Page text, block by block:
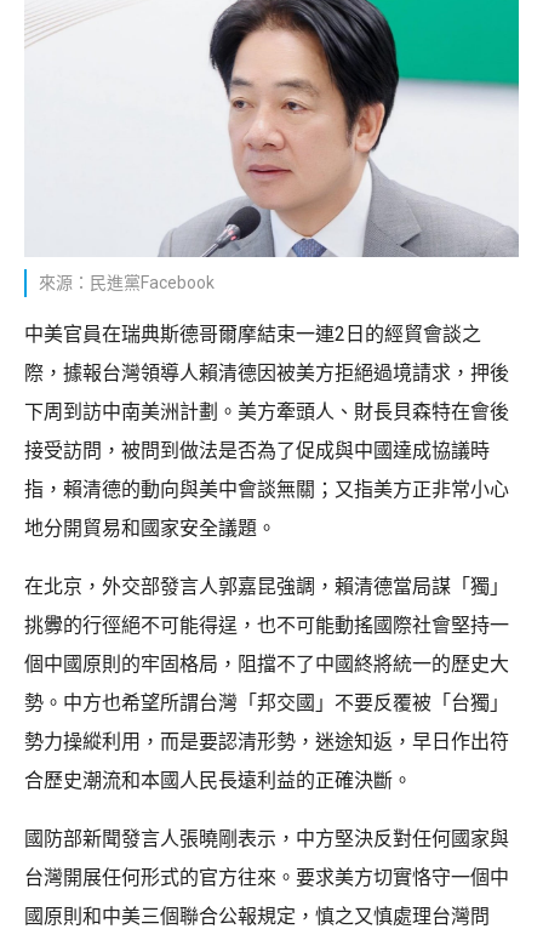
來源：民進黨Facebook
中美官員在瑞典斯德哥爾摩結束一連2日的經貿會談之
際，據報台灣領導人賴清德因被美方拒絕過境請求，押後
下周到訪中南美洲計劃。美方牽頭人、財長貝森特在會後
接受訪問，被問到做法是否為了促成與中國達成協議時
指，賴清德的動向與美中會談無關；又指美方正非常小心
地分開貿易和國家安全議題。
在北京，外交部發言人郭嘉昆強調，賴清德當局謀「獨」
挑釁的行徑絕不可能得逞，也不可能動搖國際社會堅持一
個中國原則的牢固格局，阻擋不了中國終將統一的歷史大
勢。中方也希望所謂台灣「邦交國」不要反覆被「台獨」
勢力操縱利用，而是要認清形勢，迷途知返，早日作出符
合歷史潮流和本國人民長遠利益的正確決斷。
國防部新聞發言人張曉剛表示，中方堅決反對任何國家與
台灣開展任何形式的官方往來。要求美方切實恪守一個中
國原則和中美三個聯合公報規定，慎之又慎處理台灣問